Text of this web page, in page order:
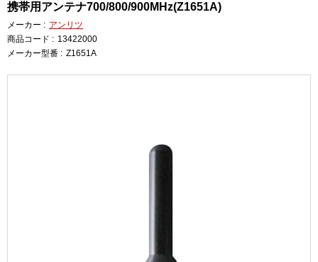
携帯用アンテナ700/800/900MHz(Z1651A)
メーカー : アンリツ
商品コード : 13422000
メーカー型番 : Z1651A